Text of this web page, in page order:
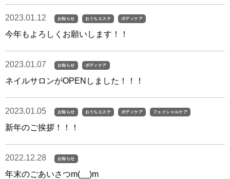
2023.01.12 お知らせ おうちエステ ボディケア
今年もよろしくお願いします！！
2023.01.07 お知らせ ボディケア
ネイルサロンがOPENしました！！！
2023.01.05 お知らせ おうちエステ ボディケア フェイシャルケア
新年のご挨拶！！！
2022.12.28 お知らせ
年末のごあいさつm(__)m